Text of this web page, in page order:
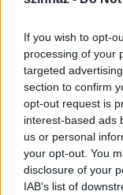
If you wish to opt-
processing of your
targeted
section to confirm
opt-out request is
interest-based ads
us or personal
your opt-out. You
disclosure of your
IAB’s list of
hiánya, ezért jön
meg a
kapcsolatból, az